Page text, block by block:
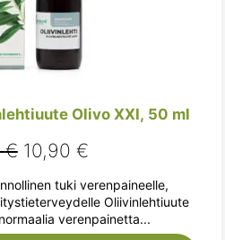
Olivo XXI, 50 ml
€ Alkuperäinen
hinta
oli:
11,90 €.
10,90 €Nykyinen
hinta
on:
10,90 €.
tuki verenpaineelle,
Oliivinlehtiuute
verenpainetta...